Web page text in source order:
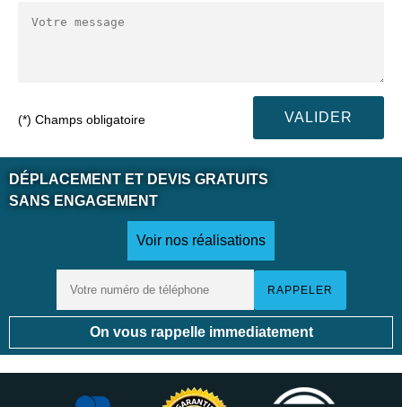
(*) Champs obligatoire
DÉPLACEMENT ET DEVIS GRATUITS
SANS ENGAGEMENT
Voir nos réalisations
On vous rappelle immediatement